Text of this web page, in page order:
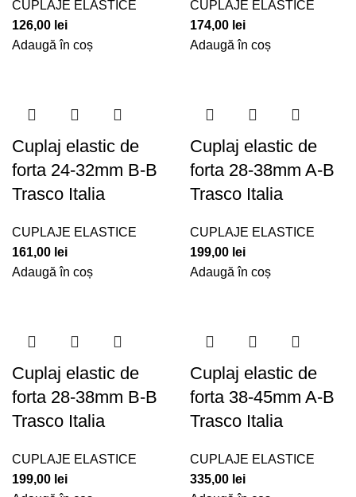
CUPLAJE ELASTICE
126,00 lei
Adaugă în coș
CUPLAJE ELASTICE
174,00 lei
Adaugă în coș
Cuplaj elastic de
forta 24-32mm B-B
Trasco Italia
CUPLAJE ELASTICE
161,00 lei
Adaugă în coș
Cuplaj elastic de
forta 28-38mm A-B
Trasco Italia
CUPLAJE ELASTICE
199,00 lei
Adaugă în coș
Cuplaj elastic de
forta 28-38mm B-B
Trasco Italia
CUPLAJE ELASTICE
199,00 lei
Cuplaj elastic de
forta 38-45mm A-B
Trasco Italia
CUPLAJE ELASTICE
335,00 lei